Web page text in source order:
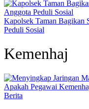
Kapolsek Taman Bagikan
Peduli Sosial
Kemenhaj
Berita